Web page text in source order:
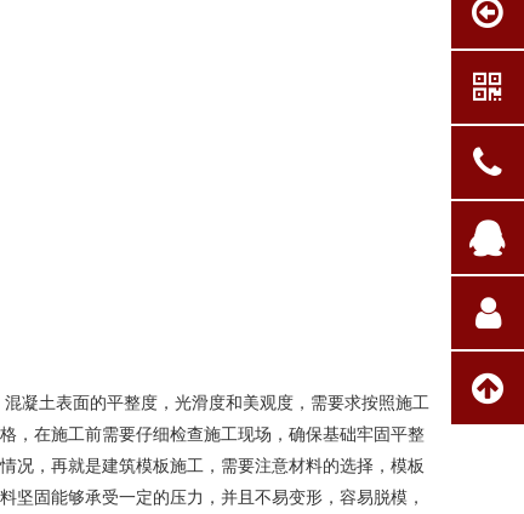
凝土表面的平整度，光滑度和美观度，需要求按照施工
，在施工前需要仔细检查施工现场，确保基础牢固平整
况，再就是建筑模板施工，需要注意材料的选择，模板
固能够承受一定的压力，并且不易变形，容易脱模，